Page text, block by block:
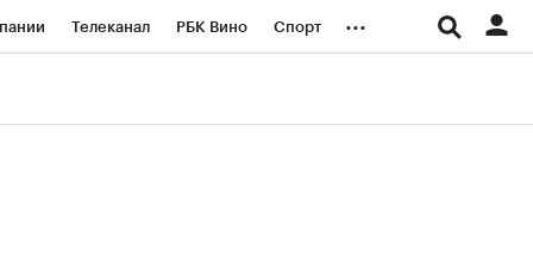
Телеканал РБК Вино Спорт ...